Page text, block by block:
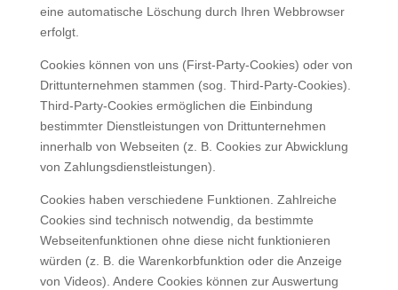
eine automatische Löschung durch Ihren Webbrowser
erfolgt.
Cookies können von uns (First-Party-Cookies) oder von
Drittunternehmen stammen (sog. Third-Party-Cookies).
Third-Party-Cookies ermöglichen die Einbindung
bestimmter Dienstleistungen von Drittunternehmen
innerhalb von Webseiten (z. B. Cookies zur Abwicklung
von Zahlungsdienstleistungen).
Cookies haben verschiedene Funktionen. Zahlreiche
Cookies sind technisch notwendig, da bestimmte
Webseitenfunktionen ohne diese nicht funktionieren
würden (z. B. die Warenkorbfunktion oder die Anzeige
von Videos). Andere Cookies können zur Auswertung